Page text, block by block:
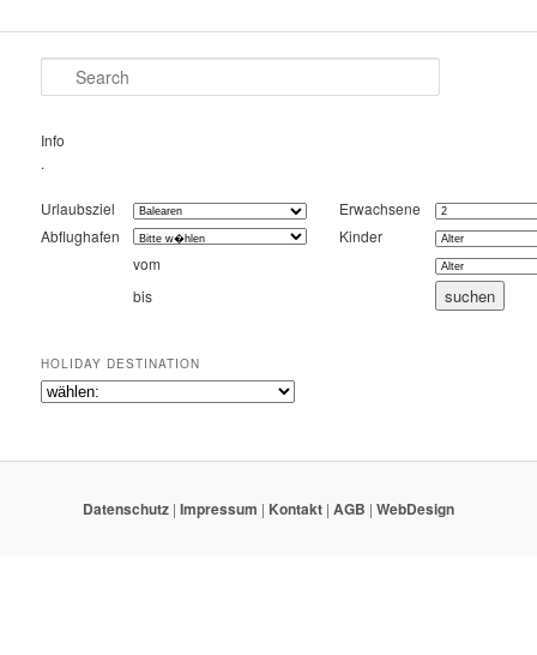
Search
Info
.
Urlaubsziel
Erwachsene
Abflughafen
Kinder
vom
bis
HOLIDAY DESTINATION
Datenschutz | Impressum | Kontakt | AGB | WebDesign